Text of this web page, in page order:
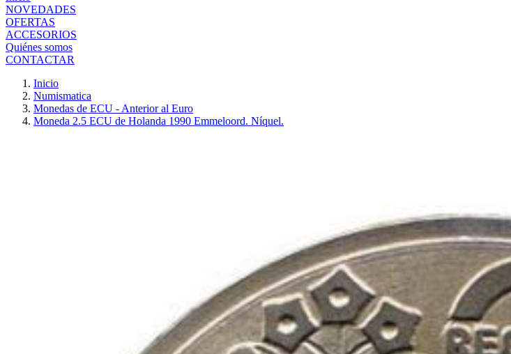
NOVEDADES
OFERTAS
ACCESORIOS
Quiénes somos
CONTACTAR
Inicio
Numismatica
Monedas de ECU - Anterior al Euro
Moneda 2.5 ECU de Holanda 1990 Emmeloord. Níquel.